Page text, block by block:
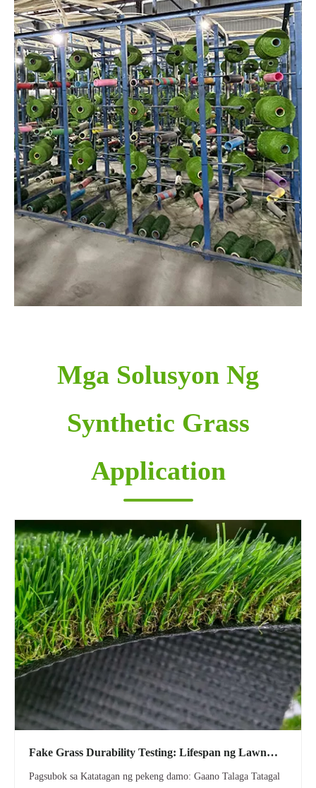
Mga Solusyon Ng
Synthetic Grass
Application
Fake Grass Durability Testing: Lifespan ng Lawn
Carpet Turf
Pagsubok sa Katatagan ng pekeng damo: Gaano Talaga Tatagal